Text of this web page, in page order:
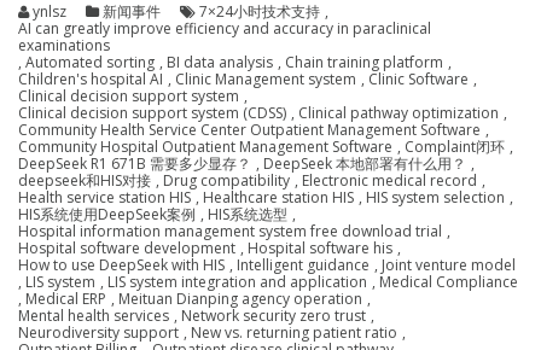
ynlsz 新闻事件 7×24小时技术支持 ,
AI can greatly improve efficiency and accuracy in paraclinical
examinations
, Automated sorting , BI data analysis , Chain training platform ,
Children's hospital AI , Clinic Management system , Clinic Software ,
Clinical decision support system ,
Clinical decision support system (CDSS) , Clinical pathway optimization ,
Community Health Service Center Outpatient Management Software ,
Community Hospital Outpatient Management Software , Complaint闭环 ,
DeepSeek R1 671B 需要多少显存？ , DeepSeek 本地部署有什么用？ ,
deepseek和HIS对接 , Drug compatibility , Electronic medical record ,
Health service station HIS , Healthcare station HIS , HIS system selection ,
HIS系统使用DeepSeek案例 , HIS系统选型 ,
Hospital information management system free download trial ,
Hospital software development , Hospital software his ,
How to use DeepSeek with HIS , Intelligent guidance , Joint venture model
, LIS system , LIS system integration and application , Medical Compliance
, Medical ERP , Meituan Dianping agency operation ,
Mental health services , Network security zero trust ,
Neurodiversity support , New vs. returning patient ratio ,